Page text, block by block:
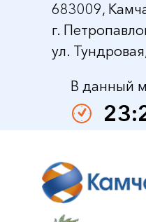
683009,
г.
ул.
В данный